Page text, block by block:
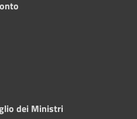
dei Ministri